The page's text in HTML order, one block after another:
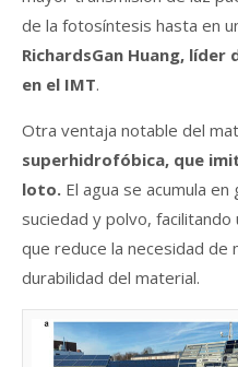
de la fotosíntesis hasta en
RichardsGan Huang,
en el IMT.
Otra ventaja notable del
superhidrofóbica, que
loto. El agua se acumula
suciedad y polvo,
que reduce la necesidad de
durabilidad del material.